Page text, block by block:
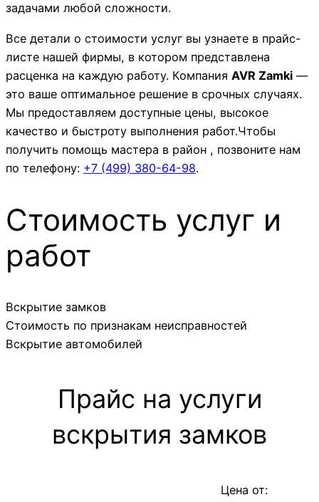
задачами любой сложности.
Все детали о стоимости услуг вы узнаете в прайс-
листе нашей фирмы, в котором представлена
расценка на каждую работу. Компания AVR Zamki —
это ваше оптимальное решение в срочных случаях.
Мы предоставляем доступные цены, высокое
качество и быстроту выполнения работ.Чтобы
получить помощь мастера в район , позвоните нам
по телефону: +7 (499) 380-64-98.
Стоимость услуг и
работ
Вскрытие замков
Стоимость по признакам неисправностей
Вскрытие автомобилей
Прайс на услуги
вскрытия замков
Цена от: